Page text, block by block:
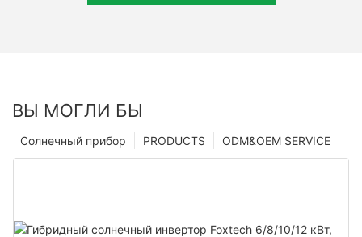
ВЫ МОГЛИ БЫ
ODM&OEM SERVICE
PRODUCTS
Солнечный прибор